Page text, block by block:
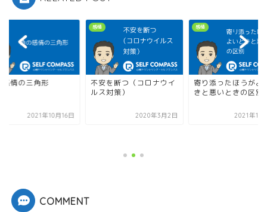
感情の三角形
2021年10月16日
感情
不安を断つ（コロナウイ
ルス対策）
2020年3月2日
感情
寄り添ったほうがよ
きと悪いときの区別
2021年11
COMMENT